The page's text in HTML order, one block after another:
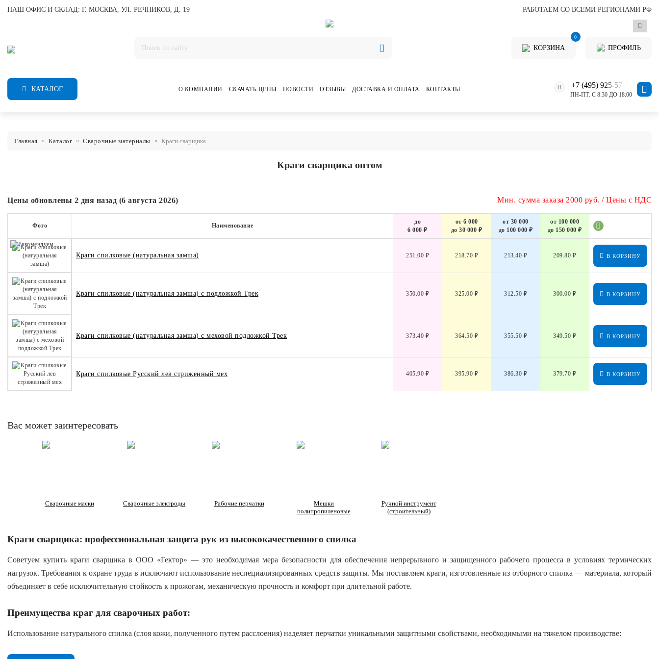
НАШ ОФИС И СКЛАД: Г. МОСКВА, УЛ. РЕЧНИКОВ, Д. 19 РАБОТАЕМ СО ВСЕМИ РЕГИОНАМИ РФ
КОРЗИНА
0
ПРОФИЛЬ
КАТАЛОГ О КОМПАНИИ СКАЧАТЬ ЦЕНЫ НОВОСТИ ОТЗЫВЫ ДОСТАВКА И ОПЛАТА КОНТАКТЫ +7 (495) 925-57-11
ПН-ПТ: С 8:30 ДО 18:00
Главная Каталог Сварочные материалы Краги сварщика
Краги сварщика оптом
Цены обновлены 2 дня назад (6 августа 2026) Мин. сумма заказа 2000 руб. / Цены с НДС
Фото Наименование
до
6 000 ₽
от 6 000
до 30 000 ₽
от 30 000
до 100 000 ₽
от 100 000
до 150 000 ₽
Краги спилковые (натуральная замша) 251.00 ₽ 218.70 ₽ 213.40 ₽ 209.80 ₽ В КОРЗИНУ
Краги спилковые (натуральная замша) с подложкой Трек 350.00 ₽ 325.00 ₽ 312.50 ₽ 300.00 ₽ В КОРЗИНУ
Краги спилковые (натуральная замша) с меховой подложкой Трек 373.40 ₽ 364.50 ₽ 355.50 ₽ 349.50 ₽ В КОРЗИНУ
Краги спилковые Русский лев стриженный мех 405.90 ₽ 395.90 ₽ 386.30 ₽ 379.70 ₽ В КОРЗИНУ
Вас может заинтересовать
Сварочные маски Сварочные электроды Рабочие перчатки
Мешки
полипропиленовые
Ручной инструмент
(строительный)
Краги сварщика: профессиональная защита рук из высококачественного спилка
Советуем купить краги сварщика в ООО «Гектор» — это необходимая мера безопасности для обеспечения непрерывного и защищенного рабочего процесса в условиях термических
нагрузок. Требования к охране труда в исключают использование неспециализированных средств защиты. Мы поставляем краги, изготовленные из отборного спилка — материала, который
объединяет в себе исключительную стойкость к прожогам, механическую прочность и комфорт при длительной работе.
Преимущества краг для сварочных работ:
Использование натурального спилка (слоя кожи, полученного путем расслоения) наделяет перчатки уникальными защитными свойствами, необходимыми на тяжелом производстве:
высокая термостойкость: материал не плавится и не горит при попадании искр и брызг расплавленного металла, выдерживая кратковременный контакт с нагретыми поверхностями;